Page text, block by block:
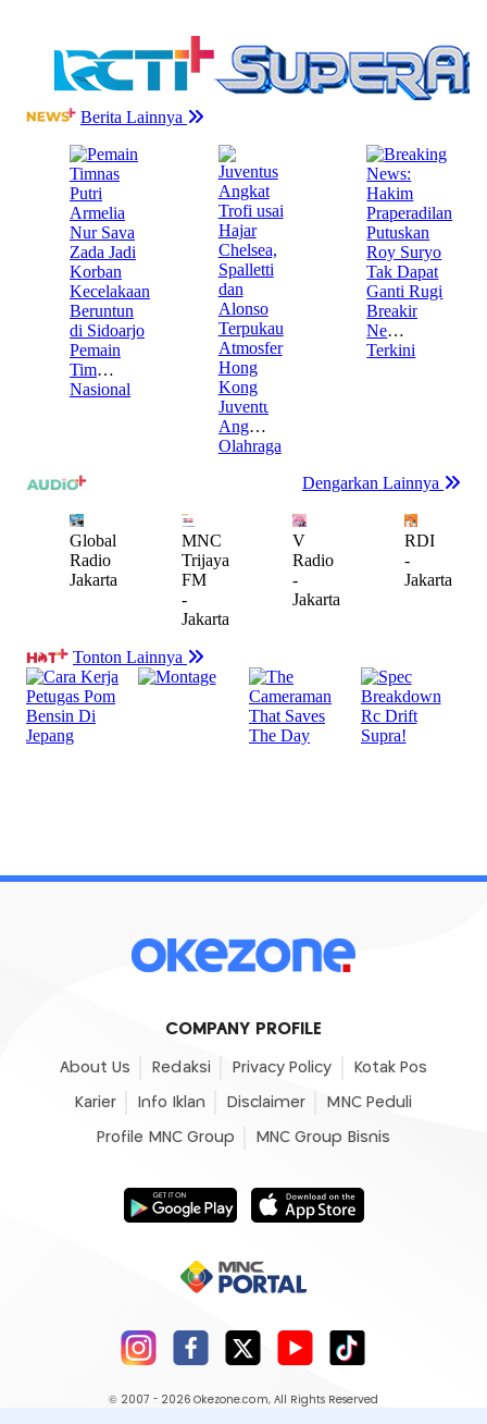
COMPANY PROFILE
About Us Redaksi Privacy Policy Kotak Pos
Karier Info Iklan Disclaimer MNC Peduli
Profile MNC Group MNC Group Bisnis
© 2007 - 2026 Okezone.com, All Rights Reserved